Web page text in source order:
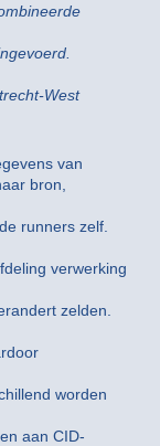
West
van
bron,
runners zelf.
verwerking
zelden.
worden
aan CID-